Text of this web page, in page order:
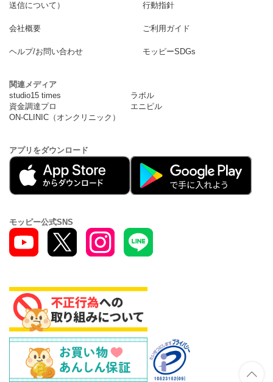
送信について）
行動指針
会社概要 ご利用ガイド
ヘルプ/お問い合わせ モッピーSDGs
関連メディア
studio15 times
ラボル
資金調達プロ
エニピル
ON-CLINIC（オンクリニック）
アプリをダウンロード
モッピー公式SNS